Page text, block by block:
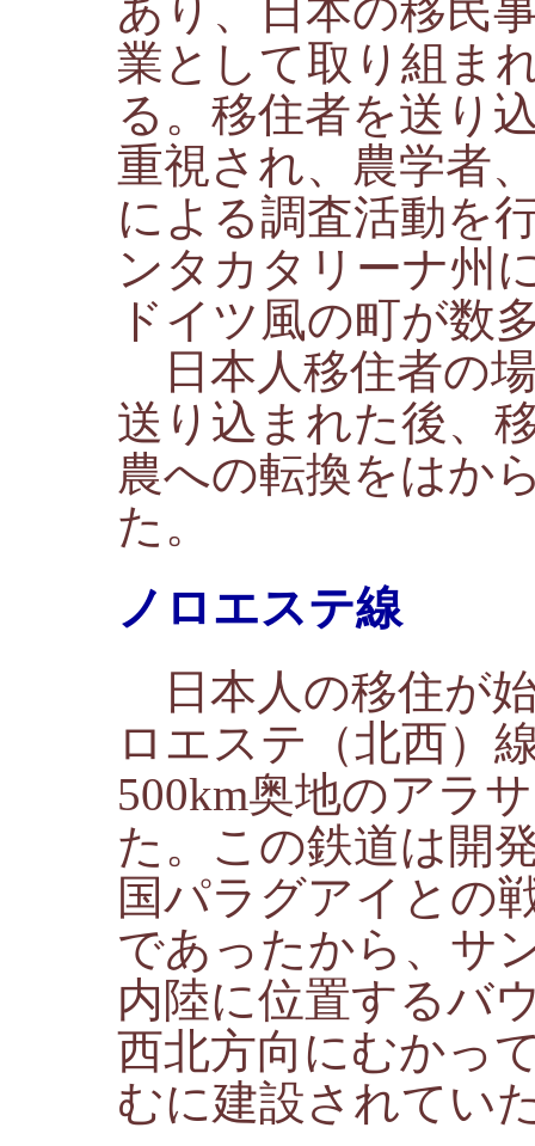
あり、日本の移民
業として取り組ま
る。移住者を送り
重視され、農学者
による調査活動を
ンタカタリーナ州
ドイツ風の町が数
日本人移住者の
送り込まれた後、
農への転換をはか
た。
ノロエステ線
日本人の移住が
ロエステ（北西）
500km奥地のアラ
た。この鉄道は開
国パラグアイとの
であったから、サ
内陸に位置するバ
西北方向にむかっ
むに建設されてい